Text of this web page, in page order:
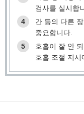
검사를 실시합
4
간 등의 다른
중요합니다.
5
호흡이 잘 안
호흡 조절 지시